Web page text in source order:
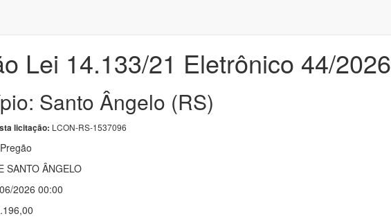
Lei 14.133/21 Eletrônico 44/2026
Santo Ângelo (RS)
licitação: LCON-RS-1537096
Pregão
SANTO ÂNGELO
2026 00:00